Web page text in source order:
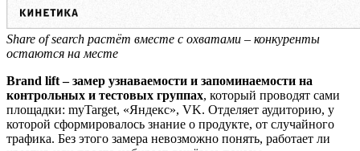
Share of search растёт вместе с охватами – конкуренты
остаются на месте
Brand lift – замер узнаваемости и запоминаемости на
контрольных и тестовых группах, который проводят сами
площадки: myTarget, «Яндекс», VK. Отделяет аудиторию, у
которой сформировалось знание о продукте, от случайного
трафика. Без этого замера невозможно понять, работает ли